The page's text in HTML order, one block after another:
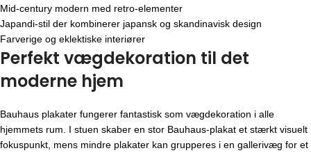
Mid-century modern med retro-elementer
Japandi-stil der kombinerer japansk og skandinavisk design
Farverige og eklektiske interiører
Perfekt vægdekoration til det
moderne hjem
Bauhaus plakater fungerer fantastisk som vægdekoration i alle
hjemmets rum. I stuen skaber en stor Bauhaus-plakat et stærkt visuelt
fokuspunkt, mens mindre plakater kan grupperes i en gallerivæg for et